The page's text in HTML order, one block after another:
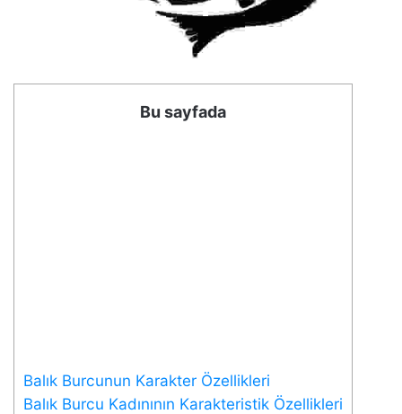
Bu sayfada
Balık Burcunun Karakter Özellikleri
Balık Burcu Kadınının Karakteristik Özellikleri